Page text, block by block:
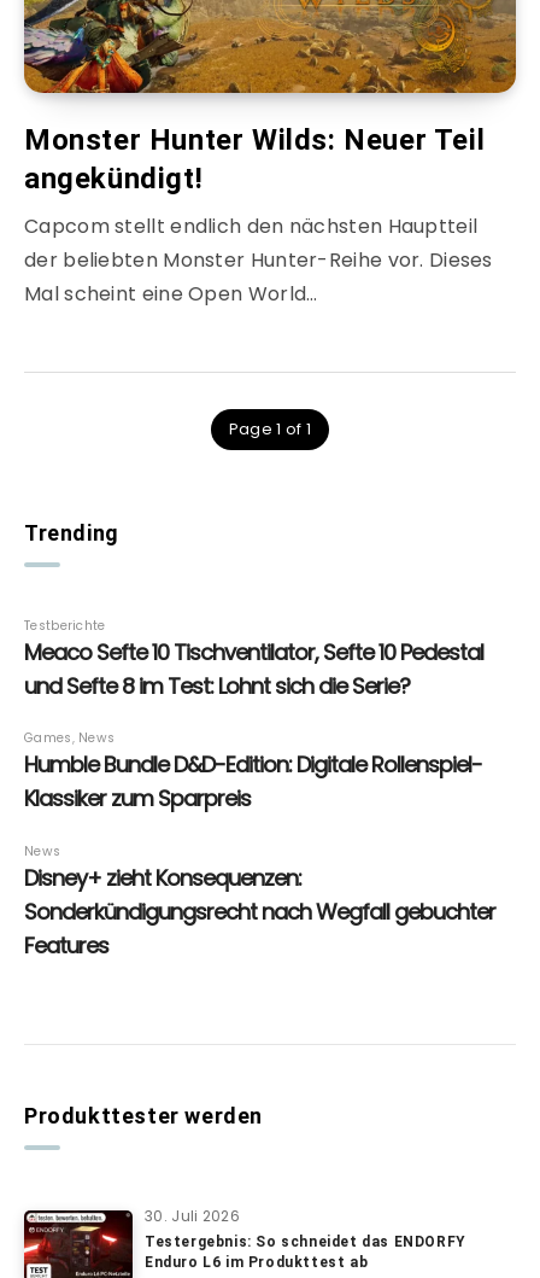
Monster Hunter Wilds: Neuer Teil
angekündigt!
Capcom stellt endlich den nächsten Hauptteil
der beliebten Monster Hunter-Reihe vor. Dieses
Mal scheint eine Open World…
Page 1 of 1
Trending
Produkttester werden
30. Juli 2026
Testergebnis: So schneidet das ENDORFY
Enduro L6 im Produkttest ab